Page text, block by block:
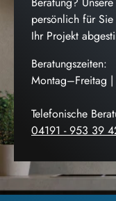
persönlich für
Ihr Projekt
Beratungszeiten:
Montag–Freitag
Telefonische
04191 - 953 39